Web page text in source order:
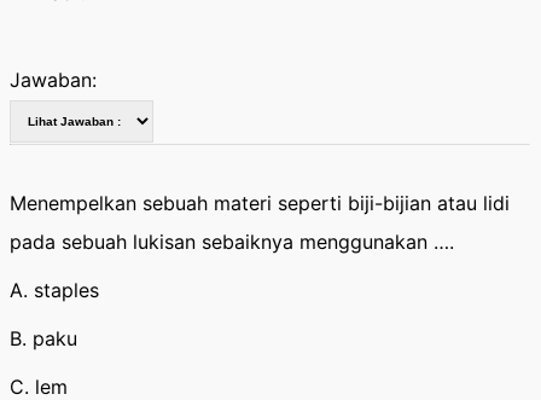
Jawaban:
Menempelkan sebuah materi seperti biji-bijian atau lidi
pada sebuah lukisan sebaiknya menggunakan ….
A. staples
B. paku
C. lem